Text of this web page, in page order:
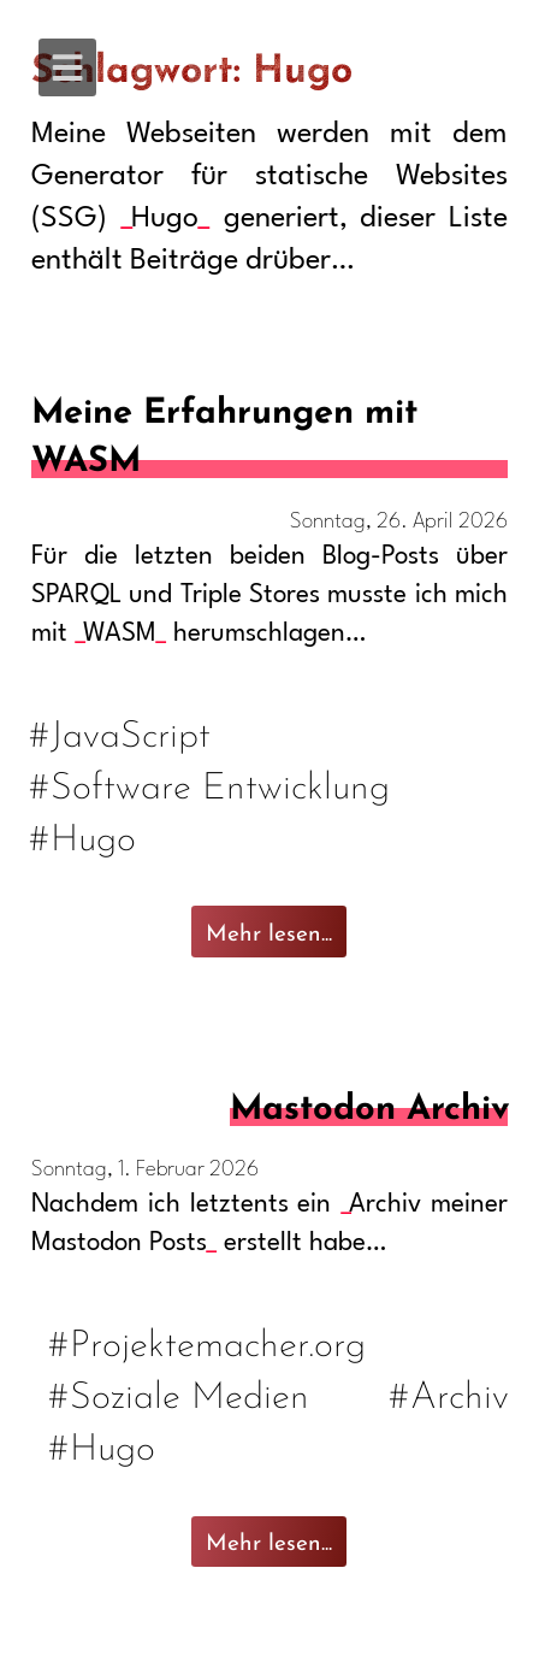
Schlagwort: Hugo
Meine Webseiten werden mit dem
Generator für statische Websites
(SSG)
Hugo generiert, dieser Liste
enthält Beiträge drüber…
Meine Erfahrungen mit
WASM
Sonntag, 26. April 2026
Für die letzten beiden Blog-Posts über
SPARQL und Triple Stores musste ich mich
mit
WASM herumschlagen…
Mehr lesen...
#JavaScript
#Software Entwicklung
#Hugo
Mastodon Archiv
Sonntag, 1. Februar 2026
Nachdem ich letztents ein
Archiv meiner
Mastodon Posts
erstellt habe…
Mehr lesen...
#Projektemacher.org
#Soziale Medien
#Archiv
#Hugo